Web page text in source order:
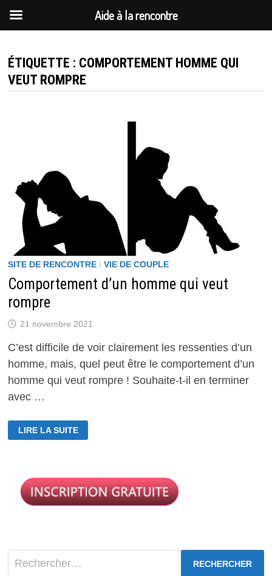
au
contenu
ÉTIQUETTE : COMPORTEMENT HOMME QUI
VEUT ROMPRE
SITE DE RENCONTRE/ VIE DE COUPLE
Comportement d’un homme qui veut
rompre
21 novembre 2021
C’est difficile de voir clairement les ressenties d’un
homme, mais, quel peut être le comportement d’un
homme qui veut rompre ! Souhaite-t-il en terminer
avec …
COMPORTEMENT
D’UN
HOMME
LIRE LA SUITE
Rechercher :
Aide à la rencontre